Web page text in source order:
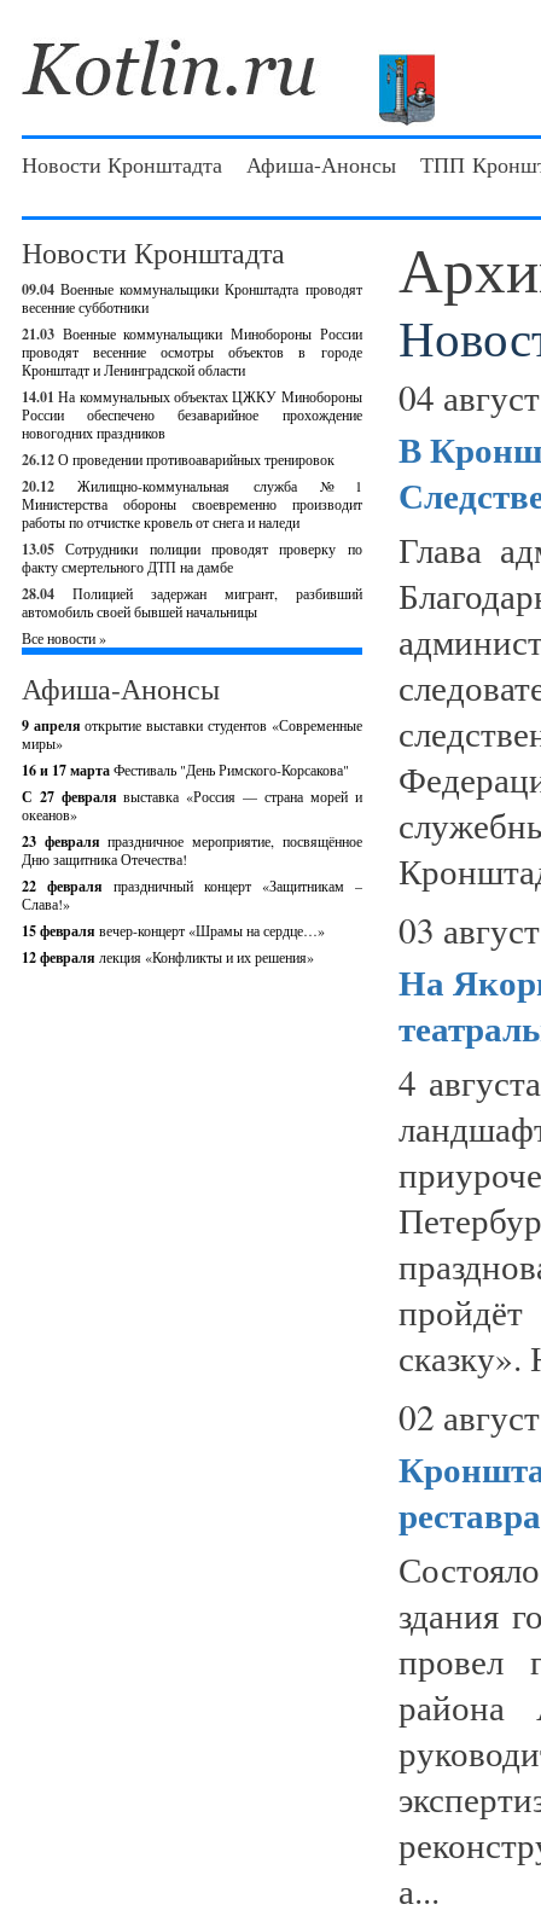
Новости Кронштадта Афиша-Анонсы ТПП
Новости Кронштадта
09.04 Военные коммунальщики Кронштадта проводят
весенние субботники
21.03 Военные коммунальщики Минобороны России
проводят весенние осмотры объектов в городе
Кронштадт и Ленинградской области
14.01 На коммунальных объектах ЦЖКУ Минобороны
России обеспечено безаварийное прохождение
новогодних праздников
26.12О проведении противоаварийных тренировок
20.12
Жилищно-коммунальная служба №1
Министерства обороны своевременно производит
работы по отчистке кровель от снега и наледи
13.05 Сотрудники полиции проводят проверку по
факту смертельного ДТП на дамбе
28.04
Полицией задержан мигрант, разбивший
автомобиль своей бывшей начальницы
Все новости »
Афиша-Анонсы
9 апреляоткрытие выставки студентов «Современные
миры»
16 и 17 мартаФестиваль "День Римского-Корсакова"
С 27 февралявыставка «Россия — страна морей и
океанов»
23 февраляпраздничное мероприятие, посвящённое
Дню защитника Отечества!
22 февраля праздничный концерт «Защитникам –
Слава!»
15 февраля вечер-концерт «Шрамы на сердце…»
12 февраля лекция «Конфликты и их решения»
04
В
Глава
03
На
4
сказку».
02
здания
провел
района
а...